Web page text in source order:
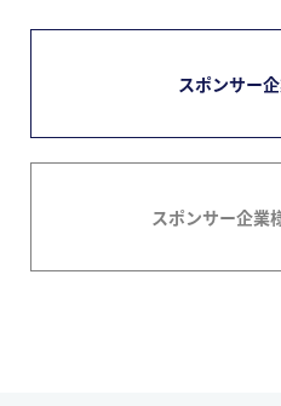
スポンサー
スポンサー企業